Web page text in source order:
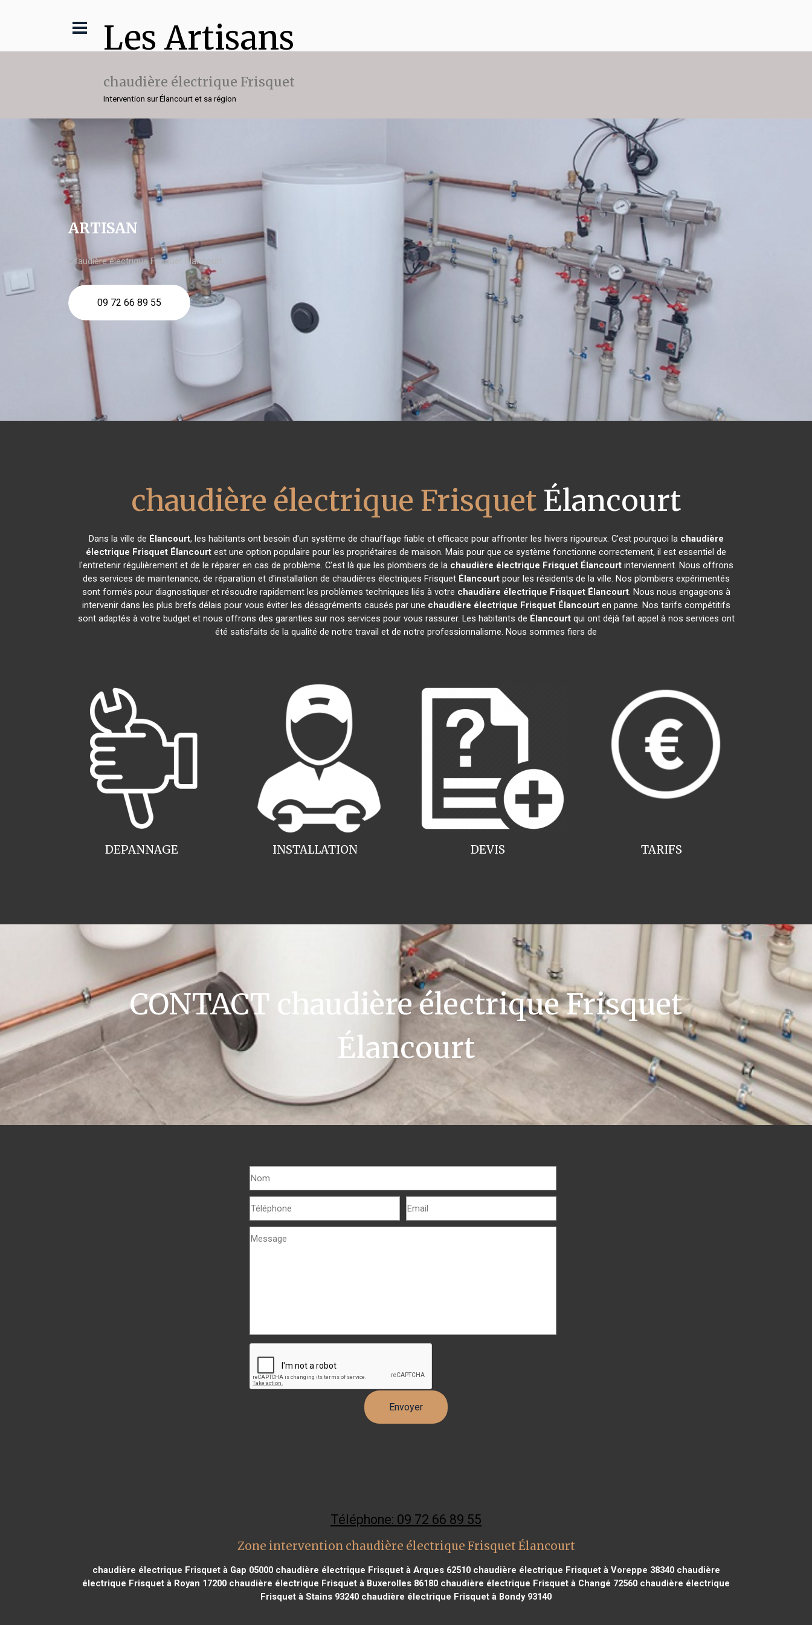
Les Artisans
chaudière électrique Frisquet
Intervention sur Élancourt et sa région
ARTISAN
chaudière électrique Frisquet Élancourt
09 72 66 89 55
chaudière électrique Frisquet Élancourt
Dans la ville de Élancourt, les habitants ont besoin d'un système de chauffage fiable et efficace pour affronter les hivers rigoureux. C'est pourquoi la chaudière
électrique Frisquet Élancourt est une option populaire pour les propriétaires de maison. Mais pour que ce système fonctionne correctement, il est essentiel de
l'entretenir régulièrement et de le réparer en cas de problème. C'est là que les plombiers de la chaudière électrique Frisquet Élancourtinterviennent. Nous offrons
des services de maintenance, de réparation et d'installation de chaudières électriques Frisquet Élancourtpour les résidents de la ville. Nos plombiers expérimentés
sont formés pour diagnostiquer et résoudre rapidement les problèmes techniques liés à votre chaudière électrique Frisquet Élancourt. Nous nous engageons à
intervenir dans les plus brefs délais pour vous éviter les désagréments causés par une chaudière électrique Frisquet Élancourten panne. Nos tarifs compétitifs
sont adaptés à votre budget et nous offrons des garanties sur nos services pour vous rassurer. Les habitants de Élancourtqui ont déjà fait appel à nos services ont
été satisfaits de la qualité de notre travail et de notre professionnalisme. Nous sommes fiers de
INSTALLATION
DEPANNAGE TARIFS
DEVIS
CONTACT chaudière électrique Frisquet
Élancourt
Téléphone: 09 72 66 89 55
Zone intervention chaudière électrique Frisquet Élancourt
chaudière électrique Frisquet à Gap 05000chaudière électrique Frisquet à Arques 62510chaudière électrique Frisquet à Voreppe 38340chaudière
électrique Frisquet à Royan 17200 chaudière électrique Frisquet à Buxerolles 86180 chaudière électrique Frisquet à Changé 72560 chaudière électrique
Frisquet à Stains 93240 chaudière électrique Frisquet à Bondy 93140